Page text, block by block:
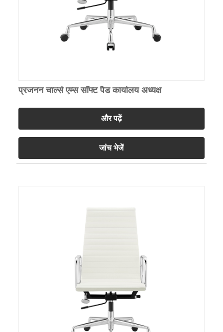
प्रजनन चार्ल्स एम्स सॉफ्ट पैड कार्यालय अध्यक्ष
और पढ़ें
जांच भेजें